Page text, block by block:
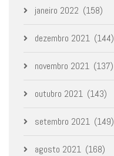
janeiro 2022 (158)
dezembro 2021 (144)
novembro 2021 (137)
outubro 2021 (143)
setembro 2021 (149)
agosto 2021 (168)